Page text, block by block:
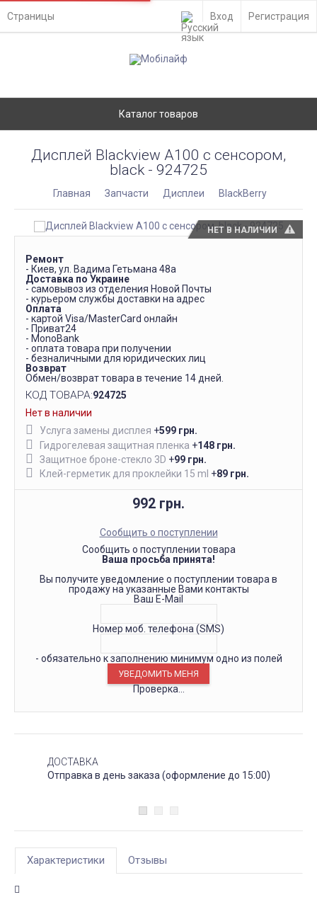
Страницы Вход Регистрация
Каталог товаров
Дисплей Blackview A100 с сенсором,
black - 924725
Главная Запчасти Дисплеи BlackBerry
НЕТ В НАЛИЧИИ
Ремонт
- Киев, ул. Вадима Гетьмана 48а
Доставка по Украине
- самовывоз из отделения Новой Почты
- курьером службы доставки на адрес
Оплата
- картой Visa/MasterCard онлайн
- Приват24
- MonoBank
- оплата товара при получении
- безналичными для юридических лиц
Возврат
Обмен/возврат товара в течение 14 дней.
КОД ТОВАРА:924725
Нет в наличии
Услуга замены дисплея +599 грн.
Гидрогелевая защитная пленка +148 грн.
Защитное броне-стекло 3D +99 грн.
Клей-герметик для проклейки 15 ml +89 грн.
992 грн.
Сообщить о поступлении
Сообщить о поступлении товара
Ваша просьба принята!
Вы получите уведомление о поступлении товара в
продажу на указанные Вами контакты
Ваш E-Mail
Номер моб. телефона (SMS)
- обязательно к заполнению минимум одно из полей
Проверка...
ДОСТАВКА
Отправка в день заказа (оформление до 15:00)
Характеристики Отзывы